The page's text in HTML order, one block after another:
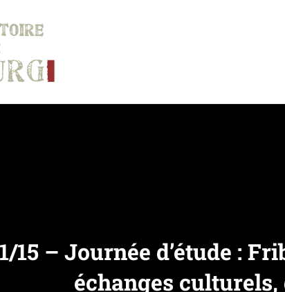
15 – Journée d’étude :
échanges